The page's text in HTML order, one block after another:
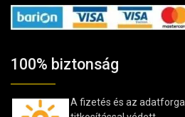
100% biztonság
A fizetés és az